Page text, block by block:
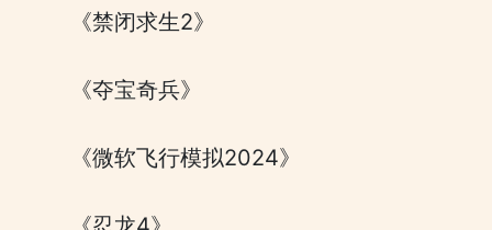
《禁闭求生2》
《夺宝奇兵》
《微软飞行模拟2024》